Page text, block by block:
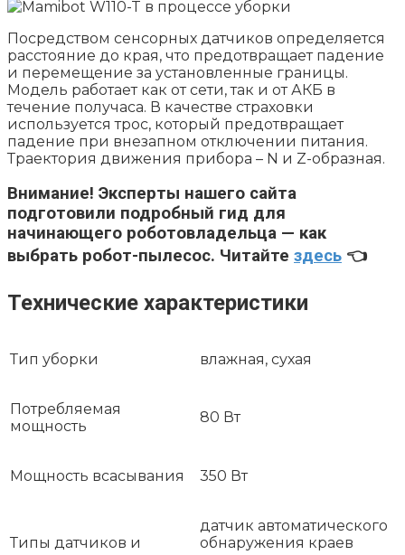
Посредством сенсорных датчиков определяется
расстояние до края, что предотвращает падение
и перемещение за установленные границы.
Модель работает как от сети, так и от АКБ в
течение получаса. В качестве страховки
используется трос, который предотвращает
падение при внезапном отключении питания.
Траектория движения прибора – N и Z-образная.
Внимание! Эксперты нашего сайта
подготовили подробный гид для
начинающего роботовладельца — как
выбрать робот-пылесос. Читайте здесь 👈
Технические характеристики
Тип уборки влажная, сухая
Потребляемая
мощность
80 Вт
Мощность всасывания 350 Вт
Типы датчиков и
датчик автоматического
обнаружения краев